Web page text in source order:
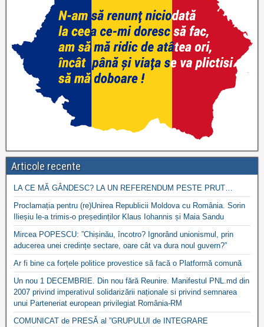
Articole recente
LA CE MĂ GÂNDESC? LA UN REFERENDUM PESTE PRUT…
Proclamația pentru (re)Unirea Republicii Moldova cu România. Sorin
Ilieșiu le-a trimis-o președinților Klaus Iohannis și Maia Sandu
Mircea POPESCU: ”Chișinău, încotro? Ignorând unionismul, prin
aducerea unei credințe sectare, oare cât va dura noul guvern?”
Ar fi bine ca forțele politice provestice să facă o Platformă comună
Un nou 1 DECEMBRIE. Din nou fără Reunire. Manifestul PNL.md din
2007 privind imperativul solidarizării naționale si privind semnarea
unui Parteneriat european privilegiat România-RM
COMUNICAT de PRESĂ al ”GRUPULUI de INTEGRARE